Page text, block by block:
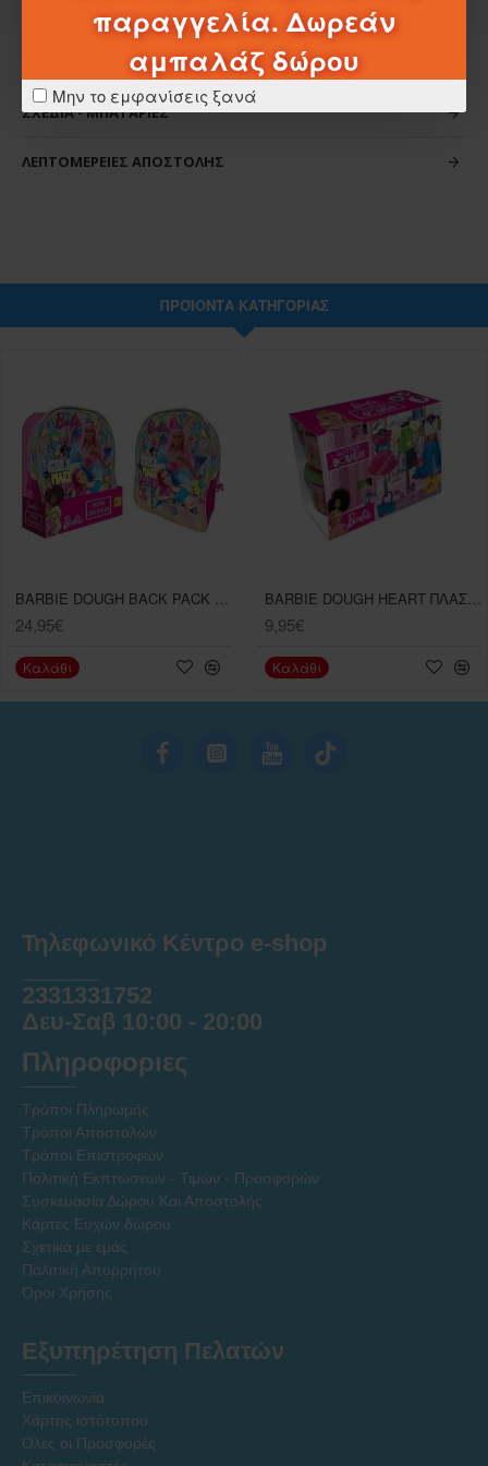
παραγγελία. Δωρεάν
αμπαλάζ δώρου
Μην το εμφανίσεις ξανά
ΧΑΡΑΚΤΗΡΙΣΤΙΚΆ
ΣΧΈΔΙΑ - ΜΠΑΤΑΡΊΕΣ
ΛΕΠΤΟΜΈΡΕΙΕΣ ΑΠΟΣΤΟΛΉΣ
ΠΡΟΪΌΝΤΑ ΚΑΤΗΓΟΡΊΑΣ
BARBIE DOUGH BACK PACK CREATIVE KIT
24,95€
Καλάθι
BARBIE DOUGH HEART ΠΛΑΣΤΕΛΙΝΕΣ ΣΕΤ ΤΩΝ 4 ΜΟΔΑ
9,95€
Καλάθι
Τηλεφωνικό Κέντρο e-shop
2331331752
Δευ-Σαβ 10:00 - 20:00
Πληροφοριες
Τρόποι Πληρωμής
Τρόποι Αποστολών
Τρόποι Επιστροφών
Πολιτική Εκπτώσεων - Τιμών - Προσφορών
Συσκευασία Δώρου Και Αποστολής
Κάρτες Ευχών δώρου
Σχετικά με εμάς
Πολιτική Απορρήτου
Όροι Χρήσης
Εξυπηρέτηση Πελατών
Επικοινωνία
Χάρτης ιστότοπου
Όλες οι Προσφορές